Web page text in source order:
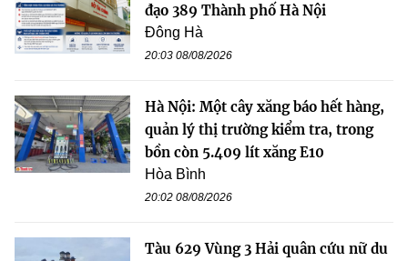
đạo 389 Thành phố Hà Nội
Đông Hà
20:03 08/08/2026
Hà Nội: Một cây xăng báo hết hàng,
quản lý thị trường kiểm tra, trong
bồn còn 5.409 lít xăng E10
Hòa Bình
20:02 08/08/2026
Tàu 629 Vùng 3 Hải quân cứu nữ du